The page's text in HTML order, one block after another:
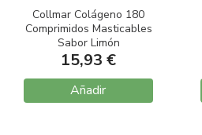
Collmar Colágeno 180
Comprimidos Masticables
Sabor Limón
15,93 €
Añadir